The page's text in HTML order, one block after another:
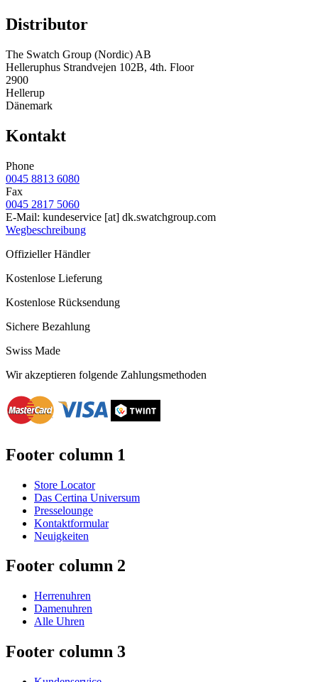
Distributor
The Swatch Group (Nordic) AB
Helleruphus Strandvejen 102B, 4th. Floor
2900
Hellerup
Dänemark
Kontakt
Phone
0045 8813 6080
Fax
0045 2817 5060
E-Mail: kundeservice [at] dk.swatchgroup.com
Wegbeschreibung
Offizieller Händler
Kostenlose Lieferung
Kostenlose Rücksendung
Sichere Bezahlung
Swiss Made
Wir akzeptieren folgende Zahlungsmethoden
Footer column 1
Store Locator
Das Certina Universum
Presselounge
Kontaktformular
Neuigkeiten
Footer column 2
Herrenuhren
Damenuhren
Alle Uhren
Footer column 3